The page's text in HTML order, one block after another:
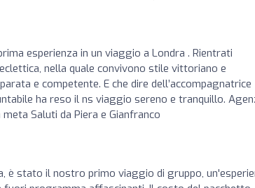
esperienza in un viaggio a Londra . Rientrati
nella quale convivono stile vittoriano e
e competente. E che dire dell’accompagnatrice
ha reso il ns viaggio sereno e tranquillo.
Saluti da Piera e Gianfranco
è stato il nostro primo viaggio di gruppo,